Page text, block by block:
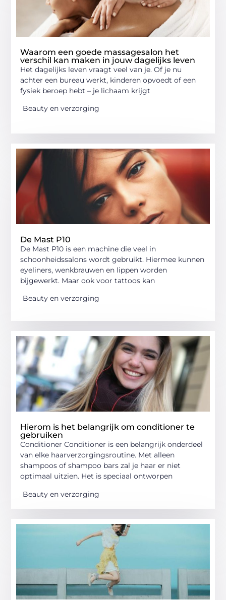
Waarom een goede massagesalon het
verschil kan maken in jouw dagelijks leven
Het dagelijks leven vraagt veel van je. Of je nu
achter een bureau werkt, kinderen opvoedt of een
fysiek beroep hebt – je lichaam krijgt
Beauty en verzorging
De Mast P10
De Mast P10 is een machine die veel in
schoonheidssalons wordt gebruikt. Hiermee kunnen
eyeliners, wenkbrauwen en lippen worden
bijgewerkt. Maar ook voor tattoos kan
Beauty en verzorging
Hierom is het belangrijk om conditioner te
gebruiken
Conditioner Conditioner is een belangrijk onderdeel
van elke haarverzorgingsroutine. Met alleen
shampoos of shampoo bars zal je haar er niet
optimaal uitzien. Het is speciaal ontworpen
Beauty en verzorging